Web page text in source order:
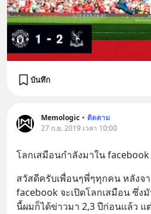
บันทึก
Memologic • ติดตาม
27 ก.ย. 2019 เวลา 10:00
โลกเสมือนกำลังมาใน
สวัสดีครับเพื่อนๆพี่ๆทุกคน หลังจ
facebook จะเปิดโลกเสมือน ซึ่ง
นี้ผมก็ได้ข่าวมา 2,3 ปีก่อนแล้ว แ